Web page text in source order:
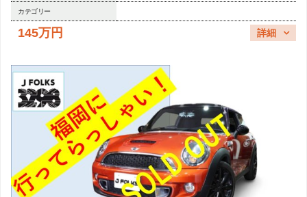
カテゴリー
145万円 詳細